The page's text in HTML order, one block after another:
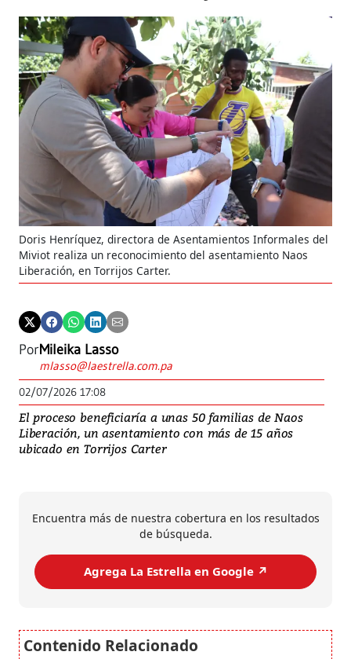
Doris Henríquez, directora de Asentamientos Informales del
Miviot realiza un reconocimiento del asentamiento Naos
Liberación, en Torrijos Carter.
PorMileika Lasso
mlasso@laestrella.com.pa
02/07/2026 17:08
El proceso beneficiaría a unas 50 familias de Naos
Liberación, un asentamiento con más de 15 años
ubicado en Torrijos Carter
Encuentra más de nuestra cobertura en los resultados
de búsqueda.
Agrega La Estrella en Google ↗️